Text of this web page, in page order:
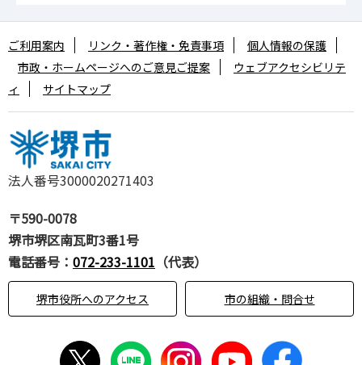
法人番号3000020271403
〒590-0078
堺市堺区南瓦町3番1号
電話番号： 072-233-1101 （代表）
堺市役所へのアクセス 市の組織・問合せ
ご利用案内 リンク・著作権・免責事項
個人情報の保護
市政・ホームページへのご意見ご提案
ウェブアクセシビリテ
ィ
サイトマップ